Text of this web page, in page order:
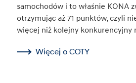
samochodów i to właśnie KONA
otrzymując aż 71 punktów, czyli
więcej niż kolejny konkurencyjny
Więcej o COTY